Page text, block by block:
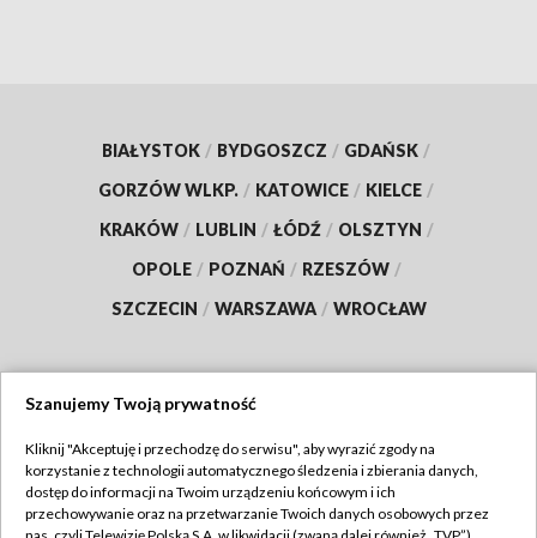
BIAŁYSTOK / BYDGOSZCZ / GDAŃSK /
GORZÓW WLKP. / KATOWICE / KIELCE /
KRAKÓW / LUBLIN / ŁÓDŹ / OLSZTYN /
OPOLE / POZNAŃ / RZESZÓW /
SZCZECIN / WARSZAWA / WROCŁAW
TVP
Abonament TVP
Regulamin TVP
Szanujemy Twoją prywatność
Kliknij "Akceptuję i przechodzę do serwisu", aby wyrazić zgody na
korzystanie z technologii automatycznego śledzenia i zbierania danych,
dostęp do informacji na Twoim urządzeniu końcowym i ich
przechowywanie oraz na przetwarzanie Twoich danych osobowych przez